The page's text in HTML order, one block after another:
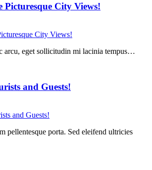
City Views!
arcu, eget sollicitudin mi lacinia tempus…
and Guests!
pellentesque porta. Sed eleifend ultricies